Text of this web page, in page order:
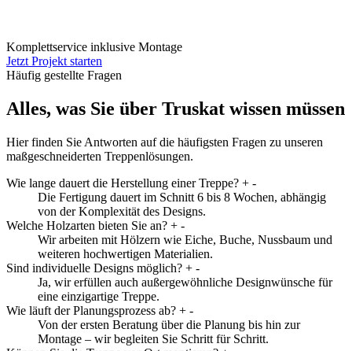
Komplettservice inklusive Montage
Jetzt Projekt starten
Häufig gestellte Fragen
Alles, was Sie über Truskat wissen müssen
Hier finden Sie Antworten auf die häufigsten Fragen zu unseren
maßgeschneiderten Treppenlösungen.
Wie lange dauert die Herstellung einer Treppe? + -
Die Fertigung dauert im Schnitt 6 bis 8 Wochen, abhängig
von der Komplexität des Designs.
Welche Holzarten bieten Sie an? + -
Wir arbeiten mit Hölzern wie Eiche, Buche, Nussbaum und
weiteren hochwertigen Materialien.
Sind individuelle Designs möglich? + -
Ja, wir erfüllen auch außergewöhnliche Designwünsche für
eine einzigartige Treppe.
Wie läuft der Planungsprozess ab? + -
Von der ersten Beratung über die Planung bis hin zur
Montage – wir begleiten Sie Schritt für Schritt.